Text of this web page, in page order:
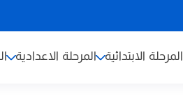
المرحلة الابتدائية المرحلة الاعدادية